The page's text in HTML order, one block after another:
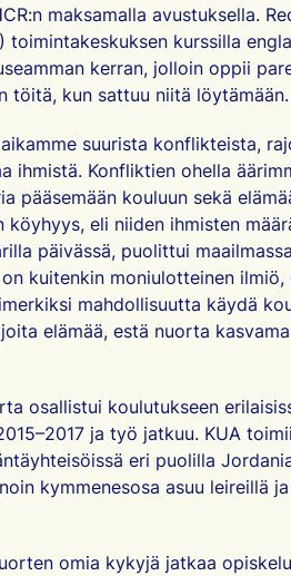
maksamalla avustuksella.
toimintakeskuksen kurssilla
kerran, jolloin oppii
töitä, kun sattuu niitä löytämään.
suurista konflikteista,
ihmistä. Konfliktien ohella
pääsemään kouluun sekä
köyhyys, eli niiden ihmisten
päivässä, puolittui
on kuitenkin moniulotteinen
mahdollisuutta käydä
elämää, estä nuorta
osallistui koulutukseen
ja työ jatkuu. KUA
eri puolilla
kymmenesosa asuu leireillä
omia kykyjä jatkaa